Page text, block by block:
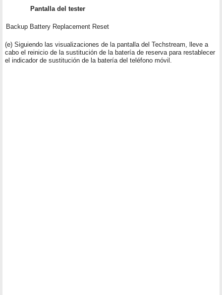
Pantalla del tester
Backup Battery Replacement Reset
(e) Siguiendo las visualizaciones de la pantalla del Techstream, lleve a
cabo el reinicio de la sustitución de la batería de reserva para restablecer
el indicador de sustitución de la batería del teléfono móvil.